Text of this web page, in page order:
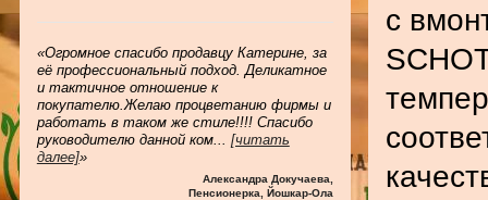
«Огромное спасибо продавцу Катерине, за
её профессиональный подход. Деликатное
и тактичное отношение к
покупателю.Желаю процветанию фирмы и
работать в таком же стиле!!!! Спасибо
руководителю данной ком... [читать
далее]»
Александра Докучаева
Пенсионерка, Йошкар-Ола
с